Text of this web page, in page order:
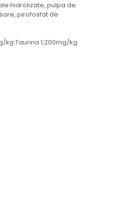
hidrolizate, pulpa de
pirofosfat de
kg Taurina 1,200mg/kg